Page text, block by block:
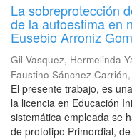
La sobreprotección
de la autoestima en
Eusebio Arroniz
Gil Vasquez, Hermelinda
Faustino Sánchez Carrión,
El presente trabajo, es
la licencia en Educación
sistemática empleada se
de prototipo Primordial,